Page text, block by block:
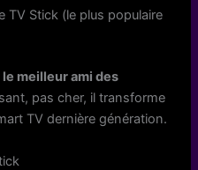
TV Stick (le plus populaire
le meilleur ami des
pas cher, il transforme
TV dernière génération.